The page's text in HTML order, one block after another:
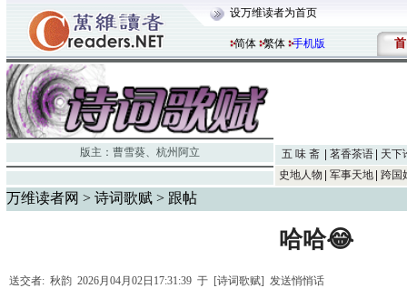
设万维读者为首页
简体 繁体 手机版 首
版主： 曹雪葵、 杭州阿立 五 味 斋 茗香茶语
天下
史地人物
军事天地 跨国
万维读者网 > 诗词歌赋 > 跟帖
哈哈😂
送交者: 秋韵 2026月04月02日17:31:39 于 [诗词歌赋] 发送悄悄话